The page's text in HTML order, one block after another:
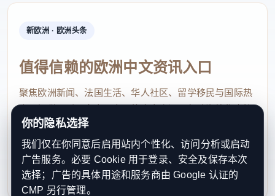
新欧洲 · 欧洲头条
值得信赖的欧洲中文资讯入口
聚焦欧洲新闻、法国生活、华人社区、留学移民与国际热
点，提供及时、真实、实用的中文资讯，帮助海外华人快
速了解欧洲动态。
contact@xinouzhou.com
服务支持、版权与合作：工作日优先处理站务、投稿与权
利通知
你的隐私选择
我们仅在你同意后启用站内个性化、访问分析或启动
广告服务。必要 Cookie 用于登录、安全及保存本次
选择；广告的具体用途和服务商由 Google 认证的
CMP 另行管理。